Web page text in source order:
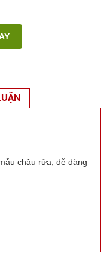
chậu rửa, dễ dàng